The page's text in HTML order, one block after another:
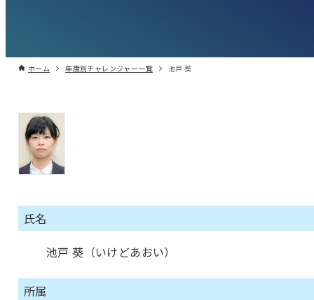
ホーム 年度別チャレンジャー一覧 池戸 葵
氏名
池戸 葵（いけどあおい）
所属